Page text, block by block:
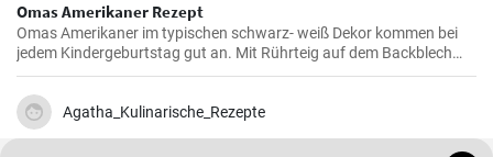
Omas Amerikaner Rezept
Omas Amerikaner im typischen schwarz- weiß Dekor kommen bei
jedem Kindergeburtstag gut an. Mit Rührteig auf dem Backblech
kann man sie einfach backen. Zuletzt werden die Amerikaner dick
mit Zuckerguß bestrichen.
Agatha_Kulinarische_Rezepte